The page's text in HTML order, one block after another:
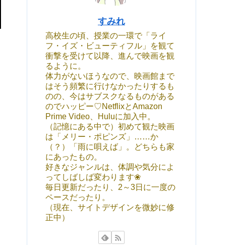
すみれ
高校生の頃、授業の一環で「ライ
フ・イズ・ビューティフル」を観て
衝撃を受けて以降、進んで映画を観
るように。
体力がないほうなので、映画館まで
はそう頻繁に行けなかったりするも
のの、今はサブスクなるものがある
のでハッピー♡NetflixとAmazon
Prime Video、Huluに加入中。
（記憶にある中で）初めて観た映画
は「メリー・ポピンズ」……か
（？）「雨に唄えば」。どちらも家
にあったもの。
好きなジャンルは、体調や気分によ
ってしばしば変わります❀
毎日更新だったり、2～3日に一度の
ペースだったり。
（現在、サイトデザインを微妙に修
正中）